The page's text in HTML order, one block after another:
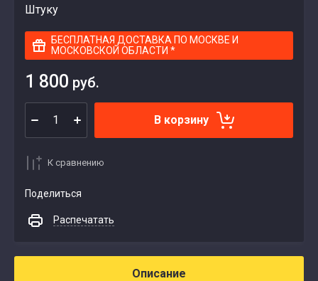
Штуку
БЕСПЛАТНАЯ ДОСТАВКА ПО МОСКВЕ И
МОСКОВСКОЙ ОБЛАСТИ *
1 800 руб.
В корзину
К сравнению
Поделиться
Распечатать
Описание